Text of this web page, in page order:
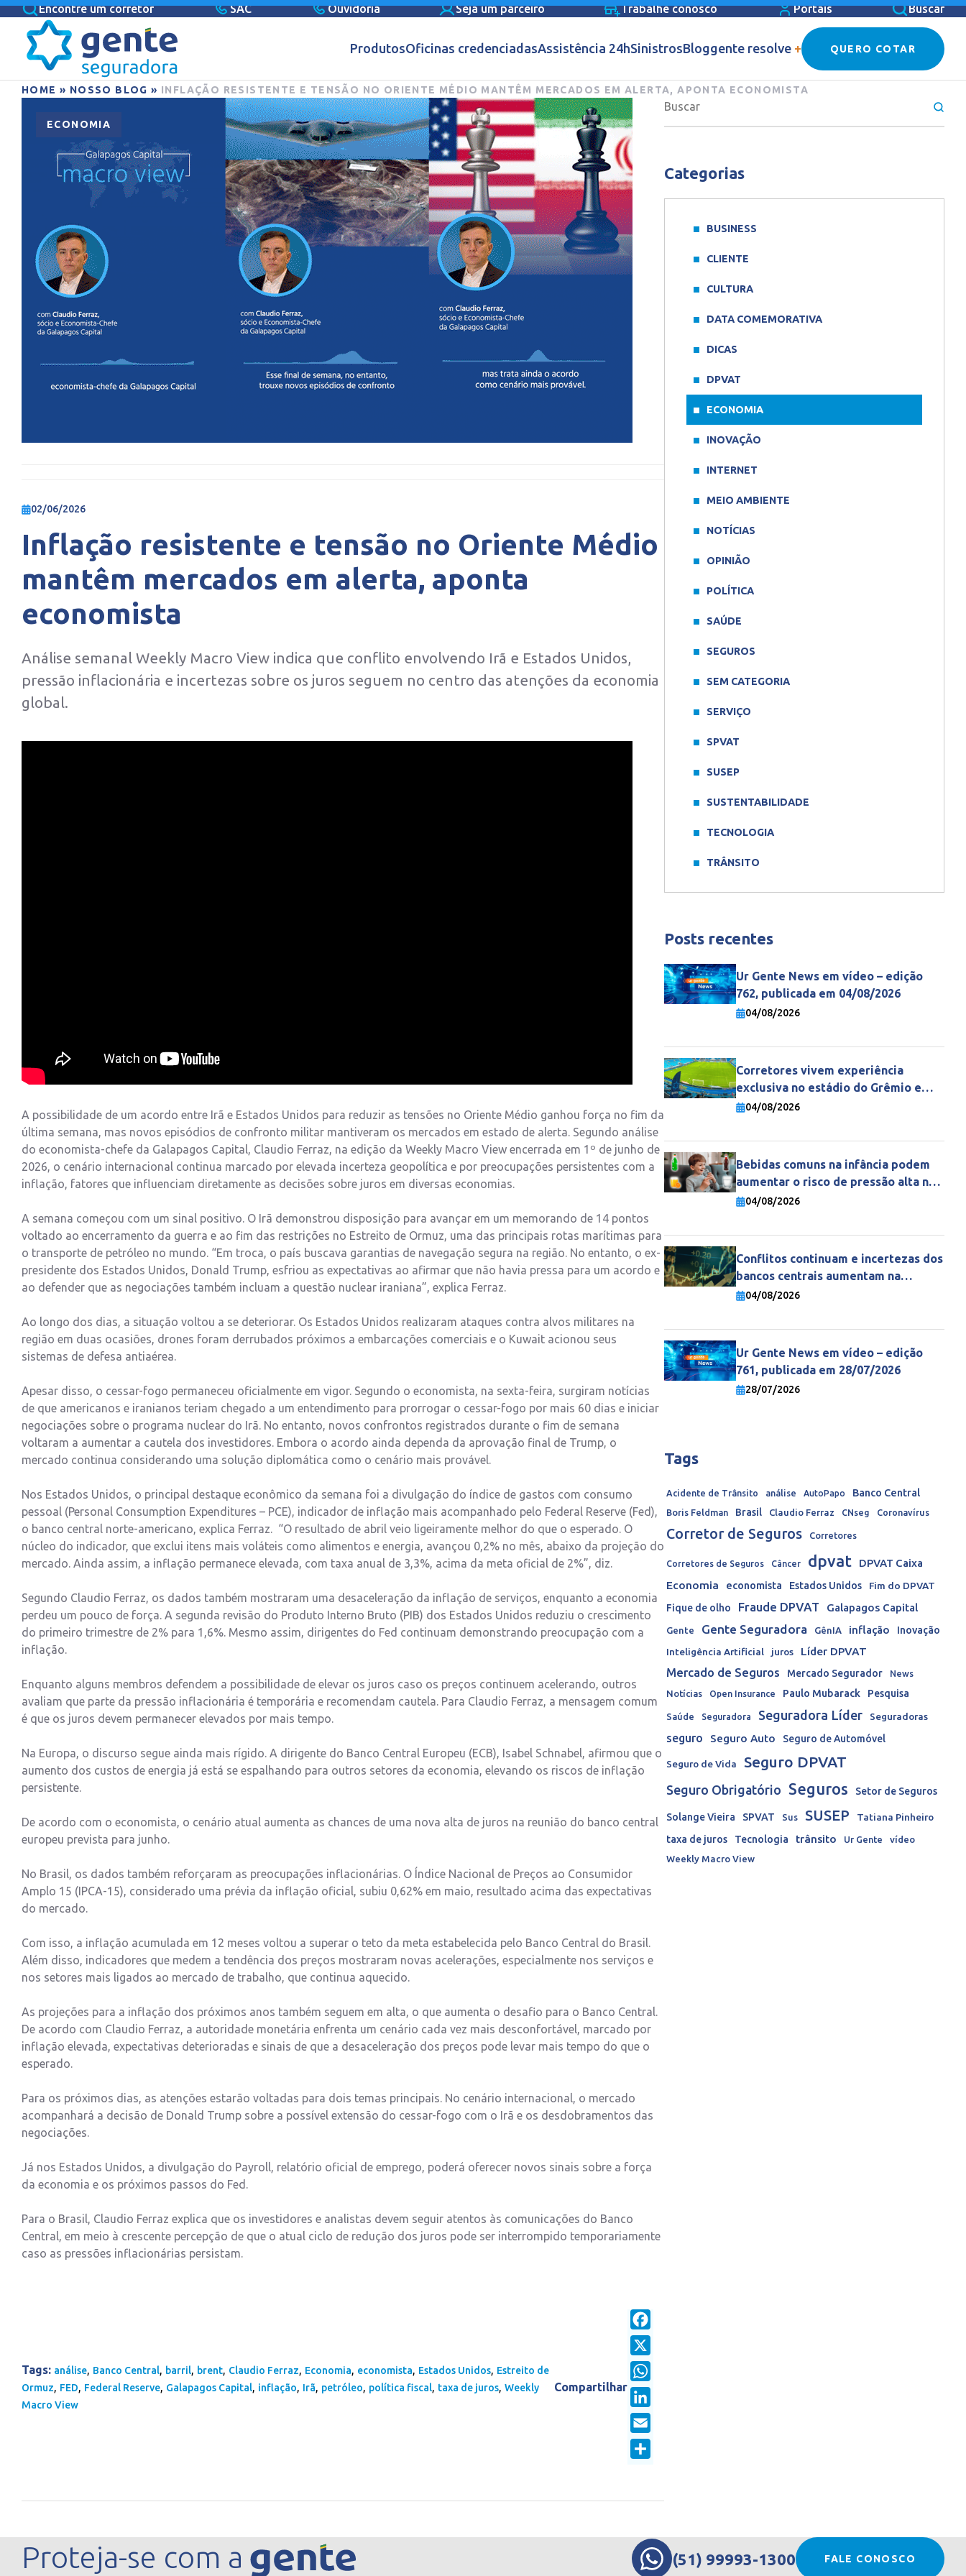
Encontre um corretor SAC Ouvidoria Seja um parceiro Trabalhe conosco Portais Buscar
ProdutosOficinas credenciadasAssistência 24hSinistrosBloggente resolve + QUERO COTAR
HOME » NOSSO BLOG » INFLAÇÃO RESISTENTE E TENSÃO NO ORIENTE MÉDIO MANTÊM MERCADOS EM ALERTA, APONTA ECONOMISTA
ECONOMIA
02/06/2026
Inflação resistente e tensão no Oriente Médio
mantêm mercados em alerta, aponta
economista
Análise semanal Weekly Macro View indica que conflito envolvendo Irã e Estados Unidos,
pressão inflacionária e incertezas sobre os juros seguem no centro das atenções da economia
global.
A possibilidade de um acordo entre Irã e Estados Unidos para reduzir as tensões no Oriente Médio ganhou força no fim da
última semana, mas novos episódios de confronto militar mantiveram os mercados em estado de alerta. Segundo análise
do economista-chefe da Galapagos Capital, Claudio Ferraz, na edição da Weekly Macro View encerrada em 1º de junho de
2026, o cenário internacional continua marcado por elevada incerteza geopolítica e por preocupações persistentes com a
inflação, fatores que influenciam diretamente as decisões sobre juros em diversas economias.
A semana começou com um sinal positivo. O Irã demonstrou disposição para avançar em um memorando de 14 pontos
voltado ao encerramento da guerra e ao fim das restrições no Estreito de Ormuz, uma das principais rotas marítimas para
o transporte de petróleo no mundo. “Em troca, o país buscava garantias de navegação segura na região. No entanto, o ex-
presidente dos Estados Unidos, Donald Trump, esfriou as expectativas ao afirmar que não havia pressa para um acordo e
ao defender que as negociações também incluam a questão nuclear iraniana”, explica Ferraz.
Ao longo dos dias, a situação voltou a se deteriorar. Os Estados Unidos realizaram ataques contra alvos militares na
região em duas ocasiões, drones foram derrubados próximos a embarcações comerciais e o Kuwait acionou seus
sistemas de defesa antiaérea.
Apesar disso, o cessar-fogo permaneceu oficialmente em vigor. Segundo o economista, na sexta-feira, surgiram notícias
de que americanos e iranianos teriam chegado a um entendimento para prorrogar o cessar-fogo por mais 60 dias e iniciar
negociações sobre o programa nuclear do Irã. No entanto, novos confrontos registrados durante o fim de semana
voltaram a aumentar a cautela dos investidores. Embora o acordo ainda dependa da aprovação final de Trump, o
mercado continua considerando uma solução diplomática como o cenário mais provável.
Nos Estados Unidos, o principal destaque econômico da semana foi a divulgação do índice de gastos com consumo
pessoal (Personal Consumption Expenditures – PCE), indicador de inflação mais acompanhado pelo Federal Reserve (Fed),
o banco central norte-americano, explica Ferraz. “O resultado de abril veio ligeiramente melhor do que o esperado. O
núcleo do indicador, que exclui itens mais voláteis como alimentos e energia, avançou 0,2% no mês, abaixo da projeção do
mercado. Ainda assim, a inflação permanece elevada, com taxa anual de 3,3%, acima da meta oficial de 2%”, diz.
Segundo Claudio Ferraz, os dados também mostraram uma desaceleração da inflação de serviços, enquanto a economia
perdeu um pouco de força. A segunda revisão do Produto Interno Bruto (PIB) dos Estados Unidos reduziu o crescimento
do primeiro trimestre de 2% para 1,6%. Mesmo assim, dirigentes do Fed continuam demonstrando preocupação com a
inflação.
Enquanto alguns membros defendem a possibilidade de elevar os juros caso os preços continuem acelerando, outros
avaliam que parte da pressão inflacionária é temporária e recomendam cautela. Para Claudio Ferraz, a mensagem comum
é que os juros devem permanecer elevados por mais tempo.
Na Europa, o discurso segue ainda mais rígido. A dirigente do Banco Central Europeu (ECB), Isabel Schnabel, afirmou que o
aumento dos custos de energia já está se espalhando para outros setores da economia, elevando os riscos de inflação
persistente.
De acordo com o economista, o cenário atual aumenta as chances de uma nova alta de juros na reunião do banco central
europeu prevista para junho.
No Brasil, os dados também reforçaram as preocupações inflacionárias. O Índice Nacional de Preços ao Consumidor
Amplo 15 (IPCA-15), considerado uma prévia da inflação oficial, subiu 0,62% em maio, resultado acima das expectativas
do mercado.
Com isso, a inflação acumulada em 12 meses voltou a superar o teto da meta estabelecida pelo Banco Central do Brasil.
Além disso, indicadores que medem a tendência dos preços mostraram novas acelerações, especialmente nos serviços e
nos setores mais ligados ao mercado de trabalho, que continua aquecido.
As projeções para a inflação dos próximos anos também seguem em alta, o que aumenta o desafio para o Banco Central.
De acordo com Claudio Ferraz, a autoridade monetária enfrenta um cenário cada vez mais desconfortável, marcado por
inflação elevada, expectativas deterioradas e sinais de que a desaceleração dos preços pode levar mais tempo do que o
esperado.
Para os próximos dias, as atenções estarão voltadas para dois temas principais. No cenário internacional, o mercado
acompanhará a decisão de Donald Trump sobre a possível extensão do cessar-fogo com o Irã e os desdobramentos das
negociações.
Já nos Estados Unidos, a divulgação do Payroll, relatório oficial de emprego, poderá oferecer novos sinais sobre a força
da economia e os próximos passos do Fed.
Para o Brasil, Claudio Ferraz explica que os investidores e analistas devem seguir atentos às comunicações do Banco
Central, em meio à crescente percepção de que o atual ciclo de redução dos juros pode ser interrompido temporariamente
caso as pressões inflacionárias persistam.
Tags: análise, Banco Central, barril, brent, Claudio Ferraz, Economia, economista, Estados Unidos, Estreito de
Ormuz, FED, Federal Reserve, Galapagos Capital, inflação, Irã, petróleo, política fiscal, taxa de juros, Weekly
Macro View
Compartilhar
Categorias
BUSINESS
CLIENTE
CULTURA
DATA COMEMORATIVA
DICAS
DPVAT
ECONOMIA
INOVAÇÃO
INTERNET
MEIO AMBIENTE
NOTÍCIAS
OPINIÃO
POLÍTICA
SAÚDE
SEGUROS
SEM CATEGORIA
SERVIÇO
SPVAT
SUSEP
SUSTENTABILIDADE
TECNOLOGIA
TRÂNSITO
Posts recentes
Ur Gente News em vídeo – edição
762, publicada em 04/08/2026
04/08/2026
Corretores vivem experiência
exclusiva no estádio do Grêmio e
fortalecem parceria com a Gente
04/08/2026
Bebidas comuns na infância podem
aumentar o risco de pressão alta na
vida adulta
04/08/2026
Conflitos continuam e incertezas dos
bancos centrais aumentam na
economia mundial
04/08/2026
Ur Gente News em vídeo – edição
761, publicada em 28/07/2026
28/07/2026
Tags
Acidente de Trânsito análise AutoPapo Banco Central
Boris Feldman Brasil Claudio Ferraz CNseg Coronavírus
Corretor de Seguros Corretores
Corretores de Seguros Câncer dpvat
DPVAT Caixa
Economia
economista Estados Unidos
Fim do DPVAT
Fique de olho
Fraude DPVAT Galapagos Capital
Gente Gente Seguradora GênIA inflação
Inovação
Inteligência Artificial
juros
Líder DPVAT
Mercado de Seguros
Mercado Segurador
News
Notícias
Open Insurance Paulo Mubarack Pesquisa
Saúde Seguradora Seguradora Líder Seguradoras
seguro Seguro Auto Seguro de Automóvel
Seguro de Vida Seguro DPVAT
Seguro Obrigatório Seguros Setor de Seguros
Solange Vieira SPVAT Sus SUSEP
Tatiana Pinheiro
taxa de juros
Tecnologia trânsito Ur Gente
vídeo
Weekly Macro View
Proteja-se com a (51) 99993-1300 FALE CONOSCO